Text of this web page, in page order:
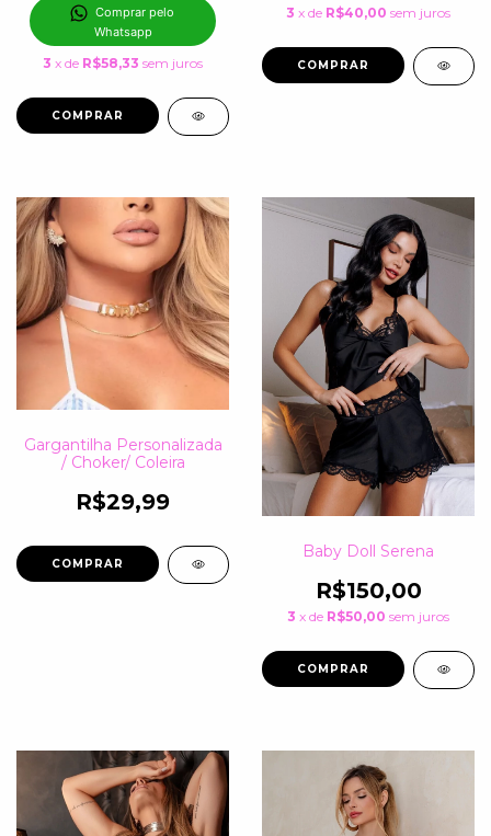
Comprar pelo
Whatsapp
3 x de R$58,33 sem juros
COMPRAR
3 x de R$40,00 sem juros
COMPRAR
Gargantilha Personalizada
/ Choker/ Coleira
R$29,99
Baby Doll Serena
R$150,00
3 x de R$50,00 sem juros
COMPRAR